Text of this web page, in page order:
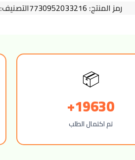
رمز المنتج: 7730952033216التصنيف:
📦
19630+
تم اكتمال الطلب